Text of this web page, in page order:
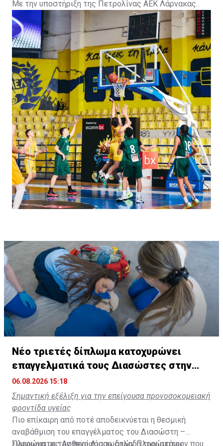
Με την υποστήριξη της Πετρολίνας ΑΕΚ Λάρνακας..
Νέο τριετές δίπλωμα κατοχυρώνει
επαγγελματικά τους Διασώστες στην
Κύπρο
06.08.2026 15:18
Σημαντική εξέλιξη για την επείγουσα προνοσοκομειακή
φροντίδα υγείας
Πιο επίκαιρη από ποτέ αποδεικνύεται η θεσμική
αναβάθμιση του επαγγέλματος του Διασώστη –
Πληρώματος Ασθενοφόρου, δηλαδή των ατόμων που
Σύμφωνα με τονπερί Διασωστών Πληρώματος